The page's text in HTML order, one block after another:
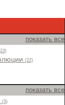
показать все
(22)
показать все
(3)